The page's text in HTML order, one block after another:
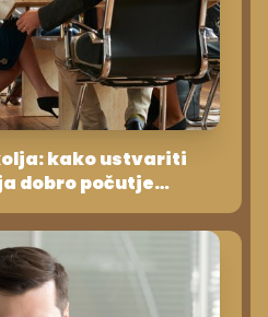
kako ustvariti
dobro počutje